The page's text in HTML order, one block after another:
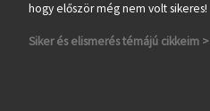
hogy először még nem volt sikeres!
Siker és elismerés témájú cikkeim >